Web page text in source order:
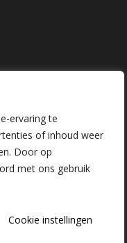
ervaring te
of inhoud weer
Door op
met ons gebruik
Cookie instellingen